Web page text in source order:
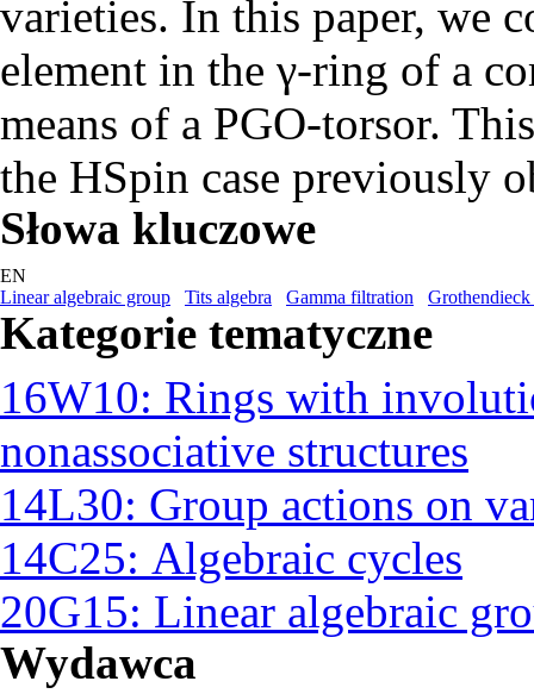
varieties. In this paper, we
element in the γ-ring of a
means of a PGO-torsor.
the HSpin case previously
Słowa kluczowe
EN
Linear algebraic group
Tits algebra Gamma filtration
Kategorie tematyczne
16W10: Rings with
nonassociative structures
14L30: Group actions on
14C25: Algebraic cycles
20G15: Linear algebraic
Wydawca